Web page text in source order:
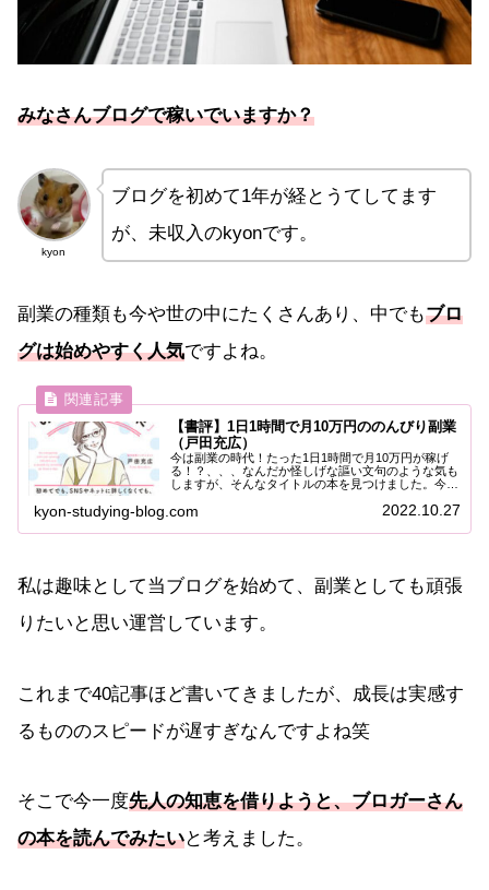
みなさんブログで稼いでいますか？
kyon
ブログを初めて1年が経とうてしてます
が、未収入のkyonです。
副業の種類も今や世の中にたくさんあり、中でもブロ
グは始めやすく人気ですよね。
【書評】1日1時間で月10万円ののんびり副業
（戸田充広）
今は副業の時代！たった1日1時間で月10万円が稼げ
る！？、、、なんだか怪しげな謳い文句のような気も
しますが、そんなタイトルの本を見つけました。今は
いのではないでしょうか。更にはネットの普及によ...
kyon-studying-blog.com 2022.10.27
私は趣味として当ブログを始めて、副業としても頑張
りたいと思い運営しています。
これまで40記事ほど書いてきましたが、成長は実感す
るもののスピードが遅すぎなんですよね笑
そこで今一度先人の知恵を借りようと、ブロガーさん
の本を読んでみたいと考えました。